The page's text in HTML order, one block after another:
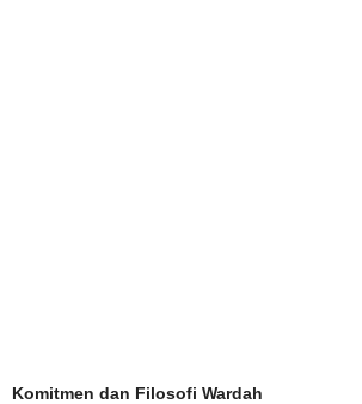
Komitmen dan Filosofi Wardah